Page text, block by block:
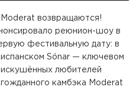
возвращаются!
реюнион-шоу в
фестивальную дату: в
Sónar — ключевом
любителей
камбэка Moderat